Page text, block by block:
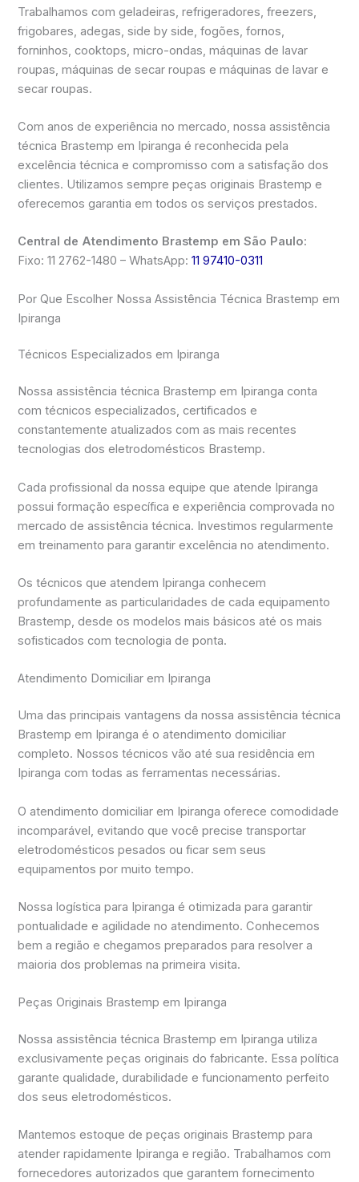
Trabalhamos com geladeiras, refrigeradores, freezers,
frigobares, adegas, side by side, fogões, fornos,
forninhos, cooktops, micro-ondas, máquinas de lavar
roupas, máquinas de secar roupas e máquinas de lavar e
secar roupas.
Com anos de experiência no mercado, nossa assistência
técnica Brastemp em Ipiranga é reconhecida pela
excelência técnica e compromisso com a satisfação dos
clientes. Utilizamos sempre peças originais Brastemp e
oferecemos garantia em todos os serviços prestados.
Central de Atendimento Brastemp em São Paulo:
Fixo: 11 2762-1480 – WhatsApp:11 97410-0311
Por Que Escolher Nossa Assistência Técnica Brastemp em
Ipiranga
Técnicos Especializados em Ipiranga
Nossa assistência técnica Brastemp em Ipiranga conta
com técnicos especializados, certificados e
constantemente atualizados com as mais recentes
tecnologias dos eletrodomésticos Brastemp.
Cada profissional da nossa equipe que atende Ipiranga
possui formação específica e experiência comprovada no
mercado de assistência técnica. Investimos regularmente
em treinamento para garantir excelência no atendimento.
Os técnicos que atendem Ipiranga conhecem
profundamente as particularidades de cada equipamento
Brastemp, desde os modelos mais básicos até os mais
sofisticados com tecnologia de ponta.
Atendimento Domiciliar em Ipiranga
Uma das principais vantagens da nossa assistência técnica
Brastemp em Ipiranga é o atendimento domiciliar
completo. Nossos técnicos vão até sua residência em
Ipiranga com todas as ferramentas necessárias.
O atendimento domiciliar em Ipiranga oferece comodidade
incomparável, evitando que você precise transportar
eletrodomésticos pesados ou ficar sem seus
equipamentos por muito tempo.
Nossa logística para Ipiranga é otimizada para garantir
pontualidade e agilidade no atendimento. Conhecemos
bem a região e chegamos preparados para resolver a
maioria dos problemas na primeira visita.
Peças Originais Brastemp em Ipiranga
Nossa assistência técnica Brastemp em Ipiranga utiliza
exclusivamente peças originais do fabricante. Essa política
garante qualidade, durabilidade e funcionamento perfeito
dos seus eletrodomésticos.
Mantemos estoque de peças originais Brastemp para
atender rapidamente Ipiranga e região. Trabalhamos com
fornecedores autorizados que garantem fornecimento